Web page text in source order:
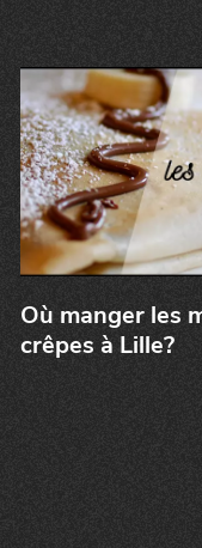
Où manger les
crêpes à Lille?